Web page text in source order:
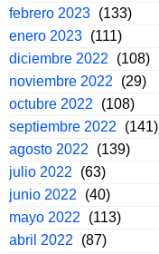
febrero 2023 (133)
enero 2023 (111)
diciembre 2022
(108)
noviembre 2022
(29)
octubre 2022
(108)
septiembre 2022
(141)
agosto 2022
(139)
julio 2022
(63)
junio 2022
(40)
mayo 2022
(113)
abril 2022
(87)